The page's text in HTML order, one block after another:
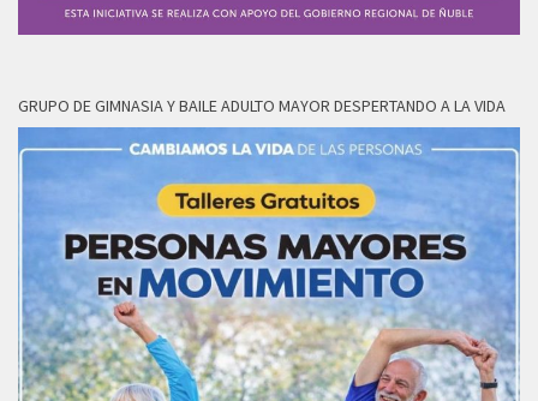
GRUPO DE GIMNASIA Y BAILE ADULTO MAYOR DESPERTANDO A LA VIDA